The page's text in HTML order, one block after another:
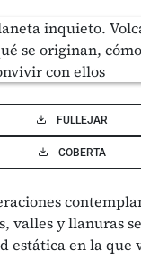
FULLEJAR
COBERTA
valles y llanuras
estática en la que